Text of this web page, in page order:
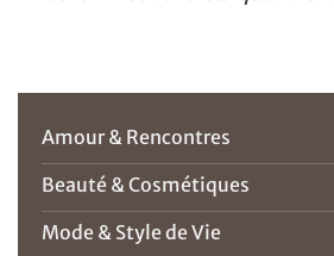
Amour & Rencontres
Beauté & Cosmétiques
Mode & Style de Vie